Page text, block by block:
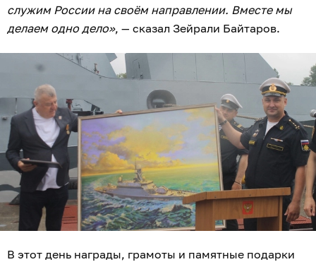
служим России на своём направлении. Вместе мы
делаем одно дело», — сказал Зейрали Байтаров.
В этот день награды, грамоты и памятные подарки